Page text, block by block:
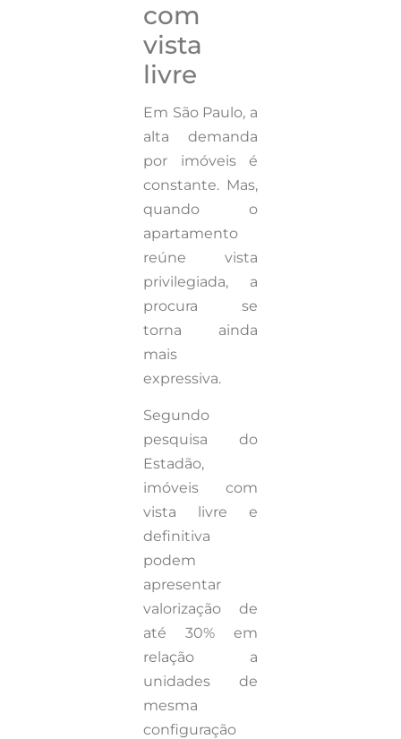
com
vista
livre
Em São Paulo, a
alta demanda
por imóveis é
constante. Mas,
quando o
apartamento
reúne vista
privilegiada, a
procura se
torna ainda
mais
expressiva.
Segundo
pesquisa do
Estadão,
imóveis com
vista livre e
definitiva
podem
apresentar
valorização de
até 30% em
relação a
unidades de
mesma
configuração